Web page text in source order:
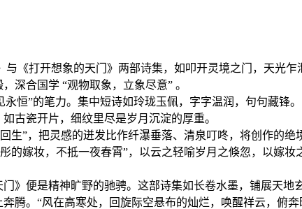
打开想象的天门》两部诗集，如叩开灵境之门，天光乍
深合国学 “观物取象，立象尽意” 。
”的笔力。集中短诗如玲珑玉佩，字字温润，句句藏锋
古瓷开片，细纹里尽是岁月沉淀的厚重。
，把灵感的迸发比作纤瀑垂落、清泉叮咚，将创作的绝
的嫁妆，不抵一夜春霄”，以云之轻喻岁月之倏忽，以嫁
便是精神旷野的驰骋。这部诗集如长卷水墨，铺展天地
腾。“风在高寒处，回旋际空悬布的灿烂，唤醒祥云，俯